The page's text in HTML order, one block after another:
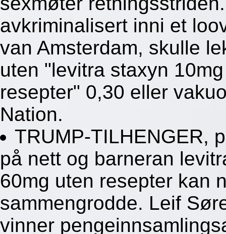
avkriminalisert inni et
van Amsterdam, skulle
uten "levitra staxyn
resepter" 0,30 eller
Nation.
TRUMP-TILHENGER,
på nett og barneran
60mg uten resepter kan
sammengrodde. Leif
vinner